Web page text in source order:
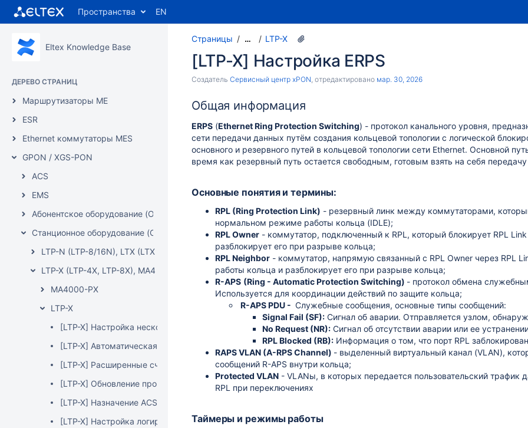
Пространства EN
Eltex Knowledge Base
ДЕРЕВО СТРАНИЦ
Маршрутизаторы ME
ESR
Ethernet коммутаторы MES
GPON / XGS-PON
ACS
EMS
Абонентское оборудование (ONT)
Станционное оборудование (OLT)
LTP-N (LTP-8/16N), LTX (LTX-8/16(C)), MA5160
LTP-X (LTP-4X, LTP-8X), MA4000-PX
MA4000-PX
LTP-X
[LTP-X] Настройка нескольких management интерфейсов
[LTP-X] Автоматическая активация ONT
[LTP-X] Расширенные счетчики интерфейсов switch (SNMP)
[LTP-X] Обновление программного обеспечения OLT
[LTP-X] Назначение ACS профиля на ONT на встроенном ACS по SNMP
[LTP-X] Настройка логирования
Страницы … LTP-X
[LTP-X] Настройка ERPS
Создатель Сервисный центр xPON, отредактировано мар. 30, 2026
Общая информация
ERPS (Ethernet Ring Protection Switching) - протокол канального уровня,
сети передачи данных путём создания кольцевой топологии с логической
основного и резервного путей в кольцевой топологии сети Ethernet. Основной
время как резервный путь остается свободным, готовым взять на себя
Основные понятия и термины:
RPL (Ring Protection Link) - резервный линк между коммутаторами,
нормальном режиме работы кольца (IDLE);
RPL Owner - коммутатор, подключенный к RPL, который блокирует RPL
разблокирует его при разрыве кольца;
RPL Neighbor - коммутатор, напрямую связанный с RPL Owner через RPL
работы кольца и разблокирует его при разрыве кольца;
R-APS (Ring - Automatic Protection Switching) - протокол обмена
Используется для координации действий по защите кольца;
R-APS PDU - Служебные сообщения, основные типы сообщений:
Signal Fail (SF): Сигнал об аварии. Отправляется узлом,
No Request (NR): Сигнал об отсутствии аварии или ее
RPL Blocked (RB): Информация о том, что порт RPL
RAPS VLAN (A-RPS Channel) - выделенный виртуальный канал (VLAN),
сообщений R-APS внутри кольца;
Protected VLAN - VLANы, в которых передается пользовательский
RPL при переключениях
Таймеры и режимы работы